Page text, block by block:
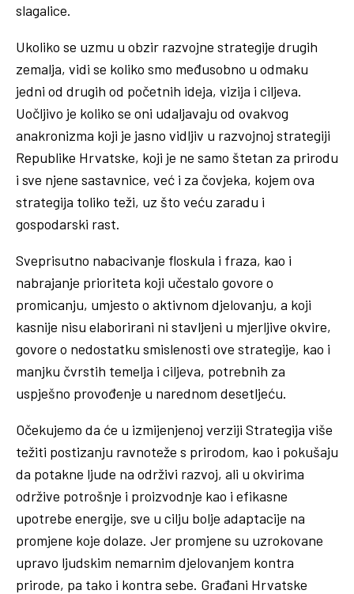
slagalice.
Ukoliko se uzmu u obzir razvojne strategije drugih
zemalja, vidi se koliko smo međusobno u odmaku
jedni od drugih od početnih ideja, vizija i ciljeva.
Uočljivo je koliko se oni udaljavaju od ovakvog
anakronizma koji je jasno vidljiv u razvojnoj strategiji
Republike Hrvatske, koji je ne samo štetan za prirodu
i sve njene sastavnice, već i za čovjeka, kojem ova
strategija toliko teži, uz što veću zaradu i
gospodarski rast.
Sveprisutno nabacivanje floskula i fraza, kao i
nabrajanje prioriteta koji učestalo govore o
promicanju, umjesto o aktivnom djelovanju, a koji
kasnije nisu elaborirani ni stavljeni u mjerljive okvire,
govore o nedostatku smislenosti ove strategije, kao i
manjku čvrstih temelja i ciljeva, potrebnih za
uspješno provođenje u narednom desetljeću.
Očekujemo da će u izmijenjenoj verziji Strategija više
težiti postizanju ravnoteže s prirodom, kao i pokušaju
da potakne ljude na održivi razvoj, ali u okvirima
održive potrošnje i proizvodnje kao i efikasne
upotrebe energije, sve u cilju bolje adaptacije na
promjene koje dolaze. Jer promjene su uzrokovane
upravo ljudskim nemarnim djelovanjem kontra
prirode, pa tako i kontra sebe. Građani Hrvatske